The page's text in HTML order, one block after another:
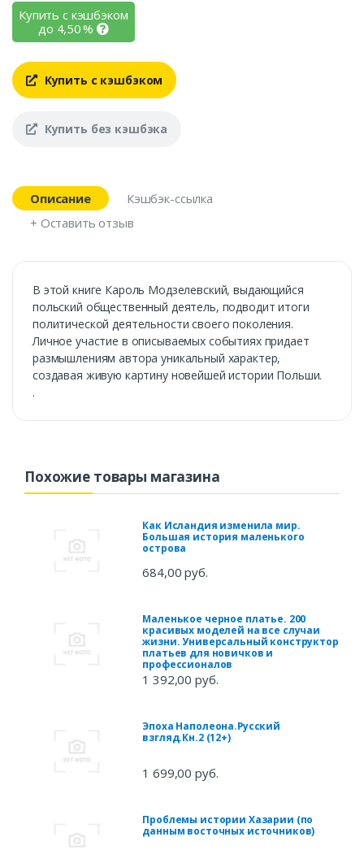
Купить с кэшбэком
до 4,50%
Купить с кэшбэком
Купить без кэшбэка
Описание
Кэшбэк-ссылка
+ Оставить отзыв
В этой книге Кароль Модзелевский, выдающийся
польский общественный деятель, подводит итоги
политической деятельности своего поколения.
Личное участие в описываемых событиях придает
размышлениям автора уникальный характер,
создавая живую картину новейшей истории Польши.
.
Похожие товары магазина
Как Исландия изменила мир.
Большая история маленького
острова
684,00 руб.
Маленькое черное платье. 200
красивых моделей на все случаи
жизни. Универсальный конструктор
платьев для новичков и
профессионалов
1 392,00 руб.
Эпоха Наполеона.Русский
взгляд.Кн.2 (12+)
1 699,00 руб.
Проблемы истории Хазарии (по
данным восточных источников)